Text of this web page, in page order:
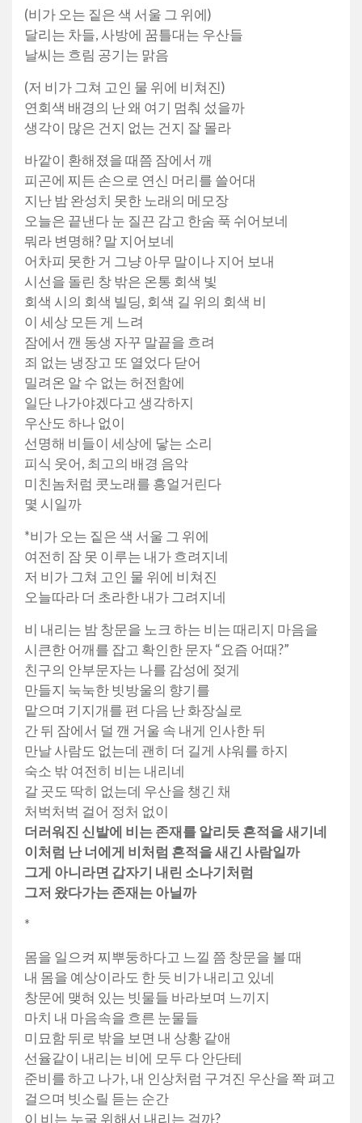
(비가 오는 짙은 색 서울 그 위에)
달리는 차들, 사방에 꿈틀대는 우산들
날씨는 흐림 공기는 맑음
(저 비가 그쳐 고인 물 위에 비쳐진)
연회색 배경의 난 왜 여기 멈춰 섰을까
생각이 많은 건지 없는 건지 잘 몰라
바깥이 환해졌을 때쯤 잠에서 깨
피곤에 찌든 손으로 연신 머리를 쓸어대
지난 밤 완성치 못한 노래의 메모장
오늘은 끝낸다 눈 질끈 감고 한숨 푹 쉬어보네
뭐라 변명해? 말 지어보네
어차피 못한 거 그냥 아무 말이나 지어 보내
시선을 돌린 창 밖은 온통 회색 빛
회색 시의 회색 빌딩, 회색 길 위의 회색 비
이 세상 모든 게 느려
잠에서 깬 동생 자꾸 말끝을 흐려
죄 없는 냉장고 또 열었다 닫어
밀려온 알 수 없는 허전함에
일단 나가야겠다고 생각하지
우산도 하나 없이
선명해 비들이 세상에 닿는 소리
피식 웃어, 최고의 배경 음악
미친놈처럼 콧노래를 흥얼거린다
몇 시일까
*비가 오는 짙은 색 서울 그 위에
여전히 잠 못 이루는 내가 흐려지네
저 비가 그쳐 고인 물 위에 비쳐진
오늘따라 더 초라한 내가 그려지네
비 내리는 밤 창문을 노크 하는 비는 때리지 마음을
시큰한 어깨를 잡고 확인한 문자 “요즘 어때?”
친구의 안부문자는 나를 감성에 젖게
만들지 눅눅한 빗방울의 향기를
맡으며 기지개를 편 다음 난 화장실로
간 뒤 잠에서 덜 깬 거울 속 내게 인사한 뒤
만날 사람도 없는데 괜히 더 길게 샤워를 하지
숙소 밖 여전히 비는 내리네
갈 곳도 딱히 없는데 우산을 챙긴 채
처벅처벅 걸어 정처 없이
더러워진 신발에 비는 존재를 알리듯 흔적을 새기네
이처럼 난 너에게 비처럼 흔적을 새긴 사람일까
그게 아니라면 갑자기 내린 소나기처럼
그저 왔다가는 존재는 아닐까
*
몸을 일으켜 찌뿌둥하다고 느낄 쯤 창문을 볼 때
내 몸을 예상이라도 한 듯 비가 내리고 있네
창문에 맺혀 있는 빗물들 바라보며 느끼지
마치 내 마음속을 흐른 눈물들
미묘함 뒤로 밖을 보면 내 상황 같애
선율같이 내리는 비에 모두 다 안단테
준비를 하고 나가, 내 인상처럼 구겨진 우산을 쫙 펴고
걸으며 빗소릴 듣는 순간
이 비는 누굴 위해서 내리는 걸까?